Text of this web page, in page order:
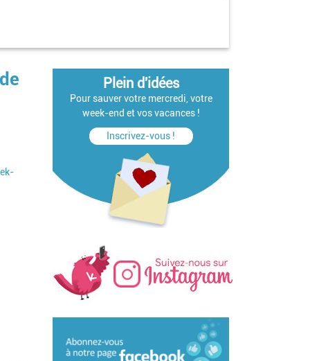
Plein d'idées
Pour sauver votre mercredi, votre
week-end et vos vacances !
Inscrivez-vous !